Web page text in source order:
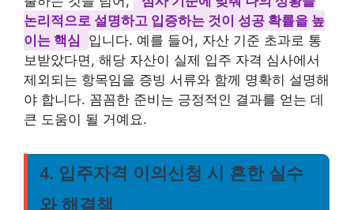
논리적으로 설명하고 입증하는 것이 성공 확률을 높
이는 핵심
입니다. 예를 들어, 자산 기준 초과로 통
보받았다면, 해당 자산이 실제 입주 자격 심사에서
제외되는 항목임을 증빙 서류와 함께 명확히 설명해
야 합니다. 꼼꼼한 준비는 긍정적인 결과를 얻는 데
큰 도움이 될 거예요.
4. 입주자격 이의신청 시 흔한 실수
와 해결책